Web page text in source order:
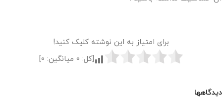
برای امتیاز به این نوشته کلیک کنید!
[کل: 0 میانگین: 0
]
دیدگاهها